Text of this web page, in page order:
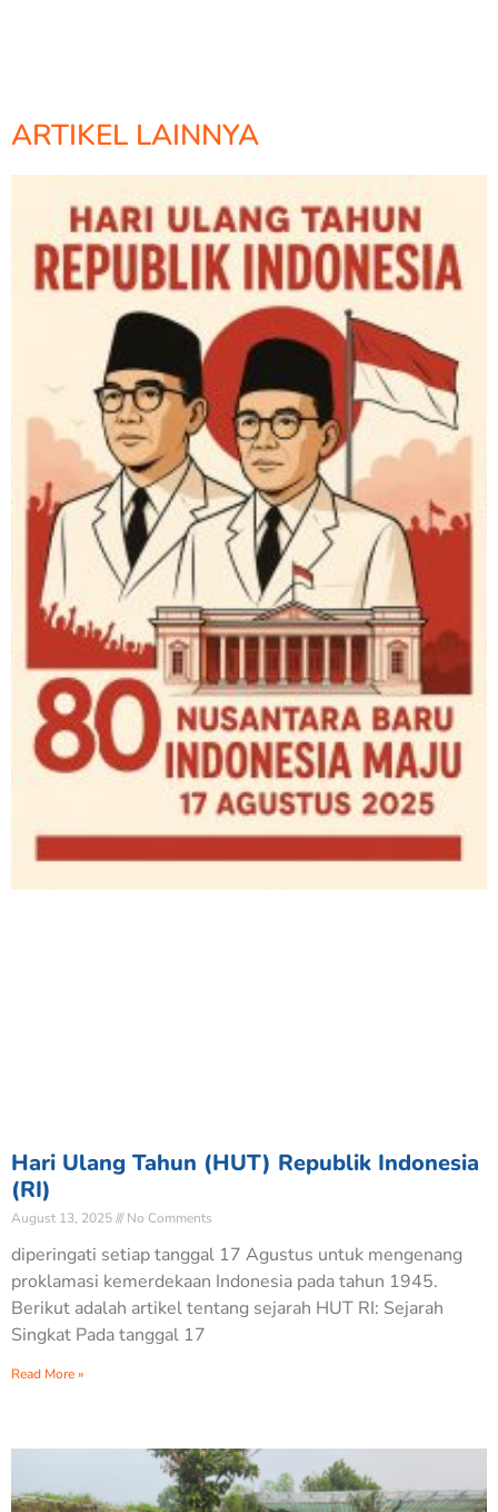
ARTIKEL LAINNYA
Hari Ulang Tahun (HUT) Republik Indonesia
(RI)
August 13, 2025 No Comments
diperingati setiap tanggal 17 Agustus untuk mengenang
proklamasi kemerdekaan Indonesia pada tahun 1945.
Berikut adalah artikel tentang sejarah HUT RI: Sejarah
Singkat Pada tanggal 17
Read More »